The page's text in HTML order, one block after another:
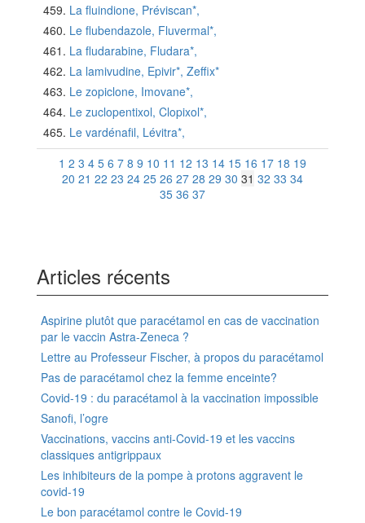
La fluindione, Préviscan*,
Le flubendazole, Fluvermal*,
La fludarabine, Fludara*,
La lamivudine, Epivir*, Zeffix*
Le zopiclone, Imovane*,
Le zuclopentixol, Clopixol*,
Le vardénafil, Lévitra*,
1 2 3 4 5 6 7 8 9 10 11 12 13 14 15 16 17 18 19
20 21 22 23 24 25 26 27 28 29 30 31 32 33 34
35 36 37
Articles récents
Aspirine plutôt que paracétamol en cas de vaccination
par le vaccin Astra-Zeneca ?
Lettre au Professeur Fischer, à propos du paracétamol
Pas de paracétamol chez la femme enceinte?
Covid-19 : du paracétamol à la vaccination impossible
Sanofi, l’ogre
Vaccinations, vaccins anti-Covid-19 et les vaccins
classiques antigrippaux
Les inhibiteurs de la pompe à protons aggravent le
covid-19
Le bon paracétamol contre le Covid-19